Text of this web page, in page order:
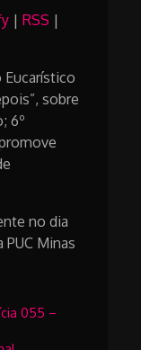
|RSS |
Eucarístico
sobre
6º
no dia
Minas
055 –